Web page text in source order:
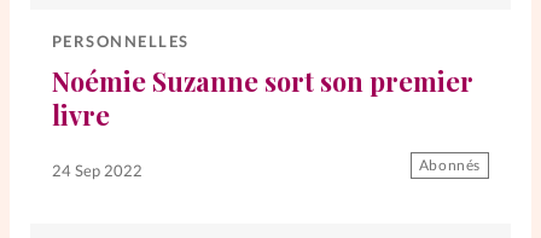
PERSONNELLES
Noémie Suzanne sort son premier
livre
24 Sep 2022 Abonnés